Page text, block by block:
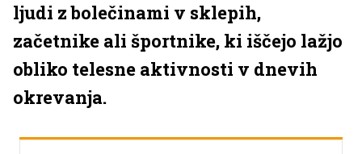
ljudi z bolečinami v sklepih,
začetnike ali športnike, ki iščejo lažjo
obliko telesne aktivnosti v dnevih
okrevanja.